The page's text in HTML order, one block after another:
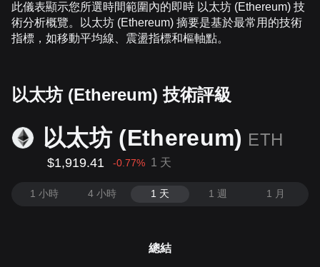
此儀表顯示您所選時間範圍內的即時 以太坊 (Ethereum) 技
術分析概覽。以太坊 (Ethereum) 摘要是基於最常用的技術
指標，如移動平均線、震盪指標和樞軸點。
以太坊 (Ethereum) 技術評級
以太坊 (Ethereum) ETH
$1,919.41 -0.77% 1 天
1 小時 4 小時 1 天 1 週 1 月
總結